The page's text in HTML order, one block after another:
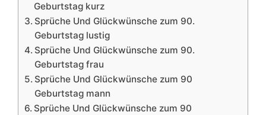
Geburtstag kurz
Sprüche Und Glückwünsche zum 90.
Geburtstag lustig
Sprüche Und Glückwünsche zum 90.
Geburtstag frau
Sprüche Und Glückwünsche zum 90
Geburtstag mann
Sprüche Und Glückwünsche zum 90